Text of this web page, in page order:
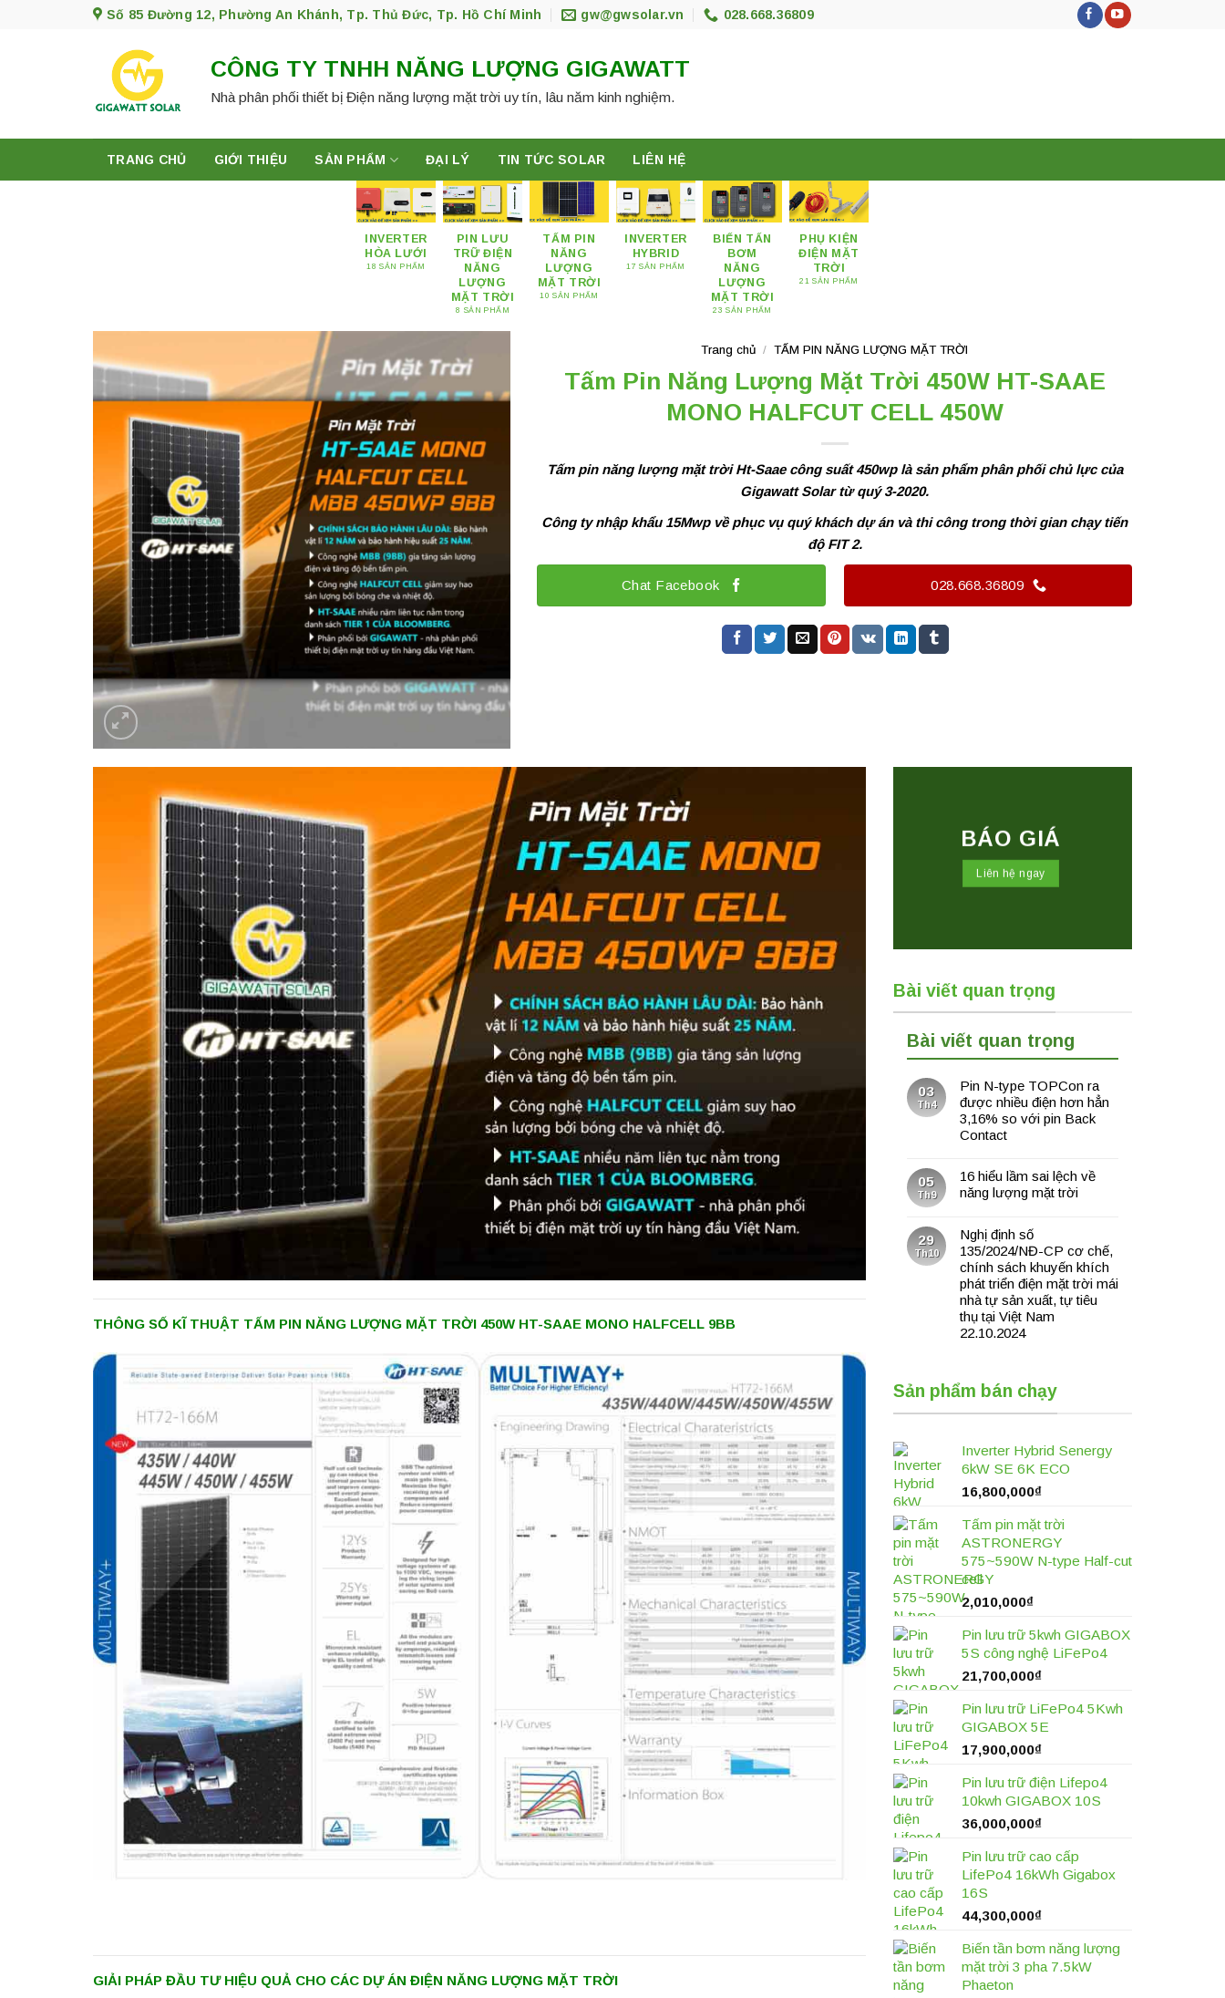
Số 85 Đường 12, Phường An Khánh, Tp. Thủ Đức, Tp. Hồ Chí Minh gw@gwsolar.vn 028.668.36809
CÔNG TY TNHH NĂNG LƯỢNG GIGAWATT
Nhà phân phối thiết bị Điện năng lượng mặt trời uy tín, lâu năm kinh nghiệm.
TRANG CHỦ GIỚI THIỆU SẢN PHẨM ĐẠI LÝ TIN TỨC SOLAR LIÊN HỆ
INVERTER
HÒA LƯỚI
18 SẢN PHẨM
PIN LƯU
TRỮ ĐIỆN
NĂNG
LƯỢNG
MẶT TRỜI
8 SẢN PHẨM
TẤM PIN
NĂNG
LƯỢNG
MẶT TRỜI
10 SẢN PHẨM
INVERTER
HYBRID
17 SẢN PHẨM
BIẾN TẤN
BƠM
NĂNG
LƯỢNG
MẶT TRỜI
23 SẢN PHẨM
PHỤ KIỆN
ĐIỆN MẶT
TRỜI
21 SẢN PHẨM
Trang chủ / TẤM PIN NĂNG LƯỢNG MẶT TRỜI
Tấm Pin Năng Lượng Mặt Trời 450W HT-SAAE
MONO HALFCUT CELL 450W
Tấm pin năng lượng mặt trời Ht-Saae công suất 450wp là sản phẩm phân phối chủ lực của
Gigawatt Solar từ quý 3-2020.
Công ty nhập khẩu 15Mwp về phục vụ quý khách dự án và thi công trong thời gian chạy tiến
độ FIT 2.
Chat Facebook 028.668.36809
THÔNG SỐ KĨ THUẬT TẤM PIN NĂNG LƯỢNG MẶT TRỜI 450W HT-SAAE MONO HALFCELL 9BB
GIẢI PHÁP ĐẦU TƯ HIỆU QUẢ CHO CÁC DỰ ÁN ĐIỆN NĂNG LƯỢNG MẶT TRỜI
BÁO GIÁ
Liên hệ ngay
Bài viết quan trọng
Bài viết quan trọng
03
Th4
Pin N-type TOPCon ra
được nhiều điện hơn hẳn
3,16% so với pin Back
Contact
05
Th9
16 hiểu lầm sai lệch về
năng lượng mặt trời
29
Th10
Nghị định số
135/2024/NĐ-CP cơ chế,
chính sách khuyến khích
phát triển điện mặt trời mái
nhà tự sản xuất, tự tiêu
thụ tại Việt Nam
22.10.2024
Sản phẩm bán chạy
Inverter Hybrid Senergy
6kW SE 6K ECO
16,800,000₫
Tấm pin mặt trời
ASTRONERGY
575~590W N-type Half-cut
cell
2,010,000₫
Pin lưu trữ 5kwh GIGABOX
5S công nghệ LiFePo4
21,700,000₫
Pin lưu trữ LiFePo4 5Kwh
GIGABOX 5E
17,900,000₫
Pin lưu trữ điện Lifepo4
10kwh GIGABOX 10S
36,000,000₫
Pin lưu trữ cao cấp
LifePo4 16kWh Gigabox
16S
44,300,000₫
Biến tần bơm năng lượng
mặt trời 3 pha 7.5kW
Phaeton